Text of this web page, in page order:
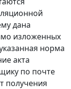
дана
изложенных
норма
акта
по почте
получения